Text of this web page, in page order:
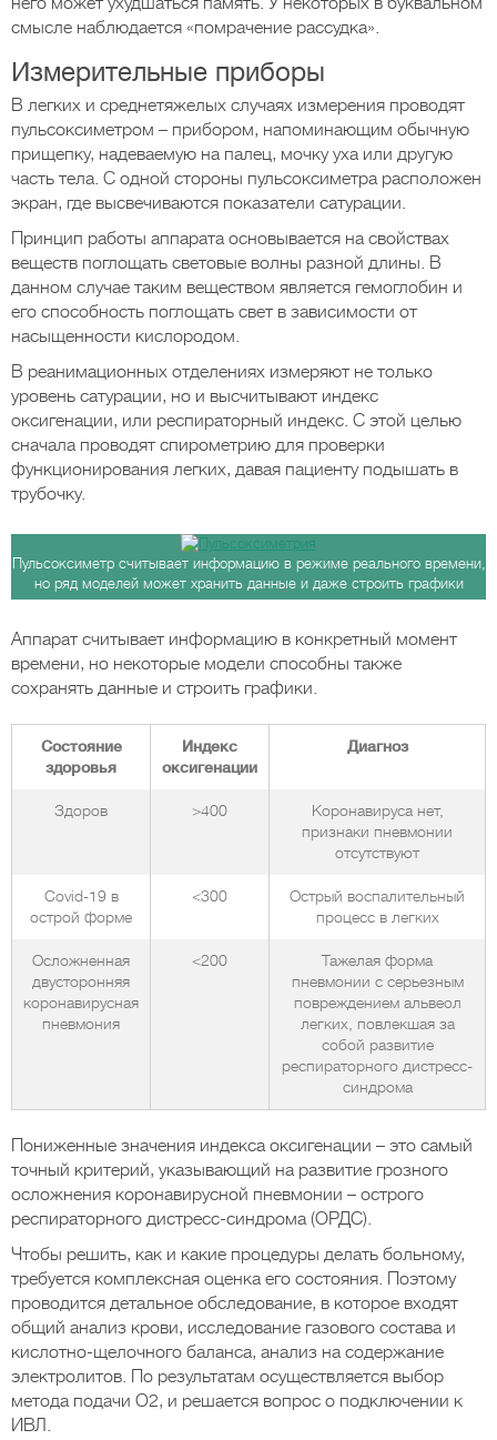
смысле наблюдается «помрачение рассудка».
Измерительные приборы
В легких и среднетяжелых случаях измерения проводят
пульсоксиметром – прибором, напоминающим обычную
прищепку, надеваемую на палец, мочку уха или другую
часть тела. С одной стороны пульсоксиметра расположен
экран, где высвечиваются показатели сатурации.
Принцип работы аппарата основывается на свойствах
веществ поглощать световые волны разной длины. В
данном случае таким веществом является гемоглобин и
его способность поглощать свет в зависимости от
насыщенности кислородом.
В реанимационных отделениях измеряют не только
уровень сатурации, но и высчитывают индекс
оксигенации, или респираторный индекс. С этой целью
сначала проводят спирометрию для проверки
функционирования легких, давая пациенту подышать в
трубочку.
Пульсоксиметр считывает информацию в режиме реального времени,
но ряд моделей может хранить данные и даже строить графики
Аппарат считывает информацию в конкретный момент
времени, но некоторые модели способны также
сохранять данные и строить графики.
Состояние
здоровья
Индекс
оксигенации
Диагноз
Здоров >400
Коронавируса нет,
признаки пневмонии
отсутствуют
Covid-19 в
острой форме
<300
Острый воспалительный
процесс в легких
Осложненная
двусторонняя
коронавирусная
пневмония
<200
Тажелая форма
пневмонии с серьезным
повреждением альвеол
легких, повлекшая за
собой развитие
респираторного дистресс-
синдрома
Пониженные значения индекса оксигенации – это самый
точный критерий, указывающий на развитие грозного
осложнения коронавирусной пневмонии – острого
респираторного дистресс-синдрома (ОРДС).
Чтобы решить, как и какие процедуры делать больному,
требуется комплексная оценка его состояния. Поэтому
проводится детальное обследование, в которое входят
общий анализ крови, исследование газового состава и
кислотно-щелочного баланса, анализ на содержание
электролитов. По результатам осуществляется выбор
метода подачи O2, и решается вопрос о подключении к
ИВЛ.